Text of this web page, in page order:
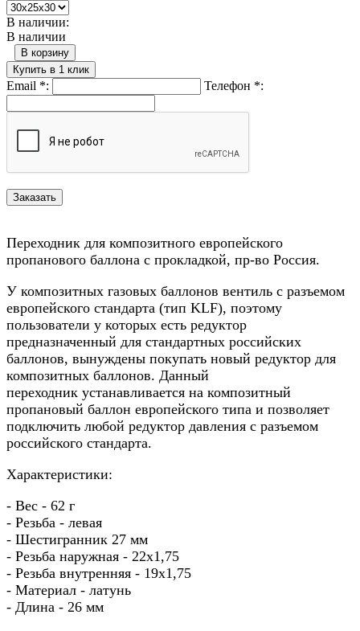
В наличии:
В наличии
В корзину
Купить в 1 клик
Email *: Телефон *:
Переходник для композитного европейского
пропанового баллона с прокладкой, пр-во Россия.
У композитных газовых баллонов вентиль с разъемом
европейского стандарта (тип KLF), поэтому
пользователи у которых есть редуктор
предназначенный для стандартных российских
баллонов, вынуждены покупать новый редуктор для
композитных баллонов. Данный
переходник устанавливается на композитный
пропановый баллон европейского типа и позволяет
подключить любой редуктор давления с разъемом
российского стандарта.
Характеристики:
- Вес - 62 г
- Резьба - левая
- Шестигранник 27 мм
- Резьба наружная - 22х1,75
- Резьба внутренняя - 19х1,75
- Материал - латунь
- Длина - 26 мм